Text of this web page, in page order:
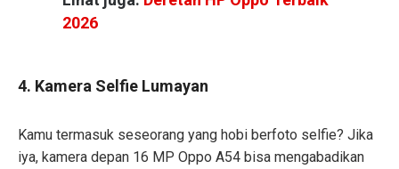
2026
4. Kamera Selfie Lumayan
Kamu termasuk seseorang yang hobi berfoto selfie? Jika
iya, kamera depan 16 MP Oppo A54 bisa mengabadikan